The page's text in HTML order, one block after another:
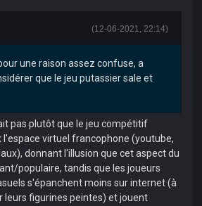
(12-06-2021, 22:14)
une raison assez confuse, a
que le jeu putassier sale et
pas plutôt que le jeu compétitif
virtuel francophone (youtube,
donnant l'illusion que cet aspect du
populaire, tandis que les joueurs
s'épanchent moins sur internet (à
leurs figurines peintes) et jouent